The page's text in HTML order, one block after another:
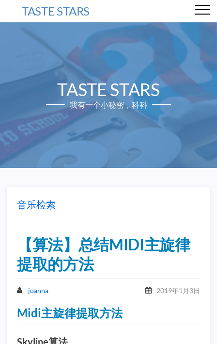
TASTE STARS
TASTE STARS
我有一个小秘密，科科
音乐检索
【算法】总结MIDI主旋律
提取的方法
joanna 2019年1月3日
Midi主旋律提取方法
Skyline算法